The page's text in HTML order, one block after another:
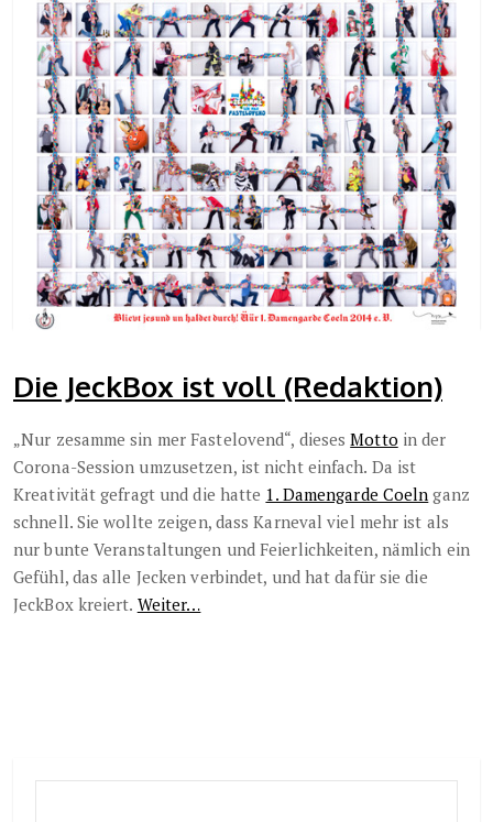
Die JeckBox ist voll (Redaktion)
„Nur zesamme sin mer Fastelovend“, diesesMotto in der
Corona-Session umzusetzen, ist nicht einfach. Da ist
Kreativität gefragt und die hatte 1. Damengarde Coeln ganz
schnell. Sie wollte zeigen, dass Karneval viel mehr ist als
nur bunte Veranstaltungen und Feierlichkeiten, nämlich ein
Gefühl, das alle Jecken verbindet, und hat dafür sie die
JeckBox kreiert. Weiter…